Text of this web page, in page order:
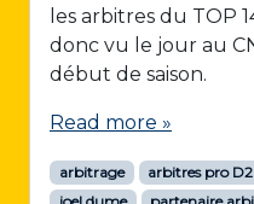
les arbitres du TOP
donc vu le jour au
début de saison.
Read more »
arbitrage arbitres pro D2